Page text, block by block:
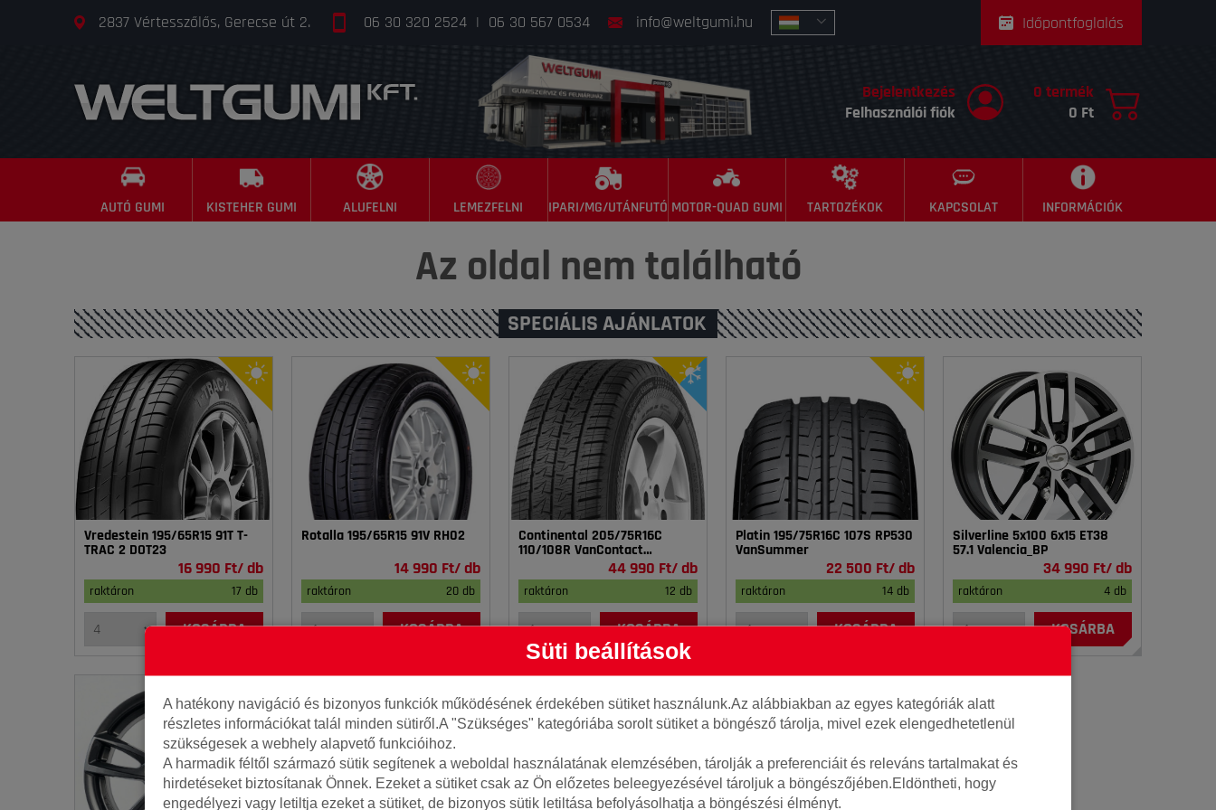
2837 Vértesszőlős, Gerecse út 2. 06 30 320 2524 | 06 30 567 0534 info@weltgumi.hu Időpontfoglalás
Bejelentkezés
Felhasználói fiók
0 termék
0 Ft
AUTÓ GUMI KISTEHER GUMI ALUFELNI LEMEZFELNI IPARI/MG/UTÁNFUTÓ MOTOR-QUAD GUMI TARTOZÉKOK KAPCSOLAT INFORMÁCIÓK
Az oldal nem található
SPECIÁLIS AJÁNLATOK
Vredestein 195/65R15 91T T-
TRAC 2 DOT23
16 990 Ft/ db
raktáron 17 db
KOSÁRBA
Rotalla 195/65R15 91V RH02
14 990 Ft/ db
raktáron 20 db
KOSÁRBA
Continental 205/75R16C
110/108R VanContact
44 990 Ft/ db
raktáron 12 db
KOSÁRBA
Platin 195/75R16C 107S RP530
VanSummer
22 500 Ft/ db
raktáron 14 db
KOSÁRBA
Silverline 5x100 6x15 ET38
57.1 Valencia_BP
34 990 Ft/ db
raktáron 4 db
KOSÁRBA
Süti beállítások
A hatékony navigáció és bizonyos funkciók működésének érdekében sütiket használunk.Az alábbiakban az egyes kategóriák alatt
részletes információkat talál minden sütiről.A "Szükséges" kategóriába sorolt sütiket a böngésző tárolja, mivel ezek elengedhetetlenül
szükségesek a webhely alapvető funkcióihoz.
A harmadik féltől származó sütik segítenek a weboldal használatának elemzésében, tárolják a preferenciáit és releváns tartalmakat és
hirdetéseket biztosítanak Önnek. Ezeket a sütiket csak az Ön előzetes beleegyezésével tároljuk a böngészőjében.Eldöntheti, hogy
engedélyezi vagy letiltja ezeket a sütiket, de bizonyos sütik letiltása befolyásolhatja a böngészési élményt.